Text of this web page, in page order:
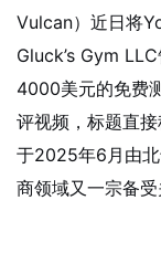
Vulcan）近日将
Gluck’s Gym
4000美元的免费
评视频，标题直
于2025年6月由
商领域又一宗备受